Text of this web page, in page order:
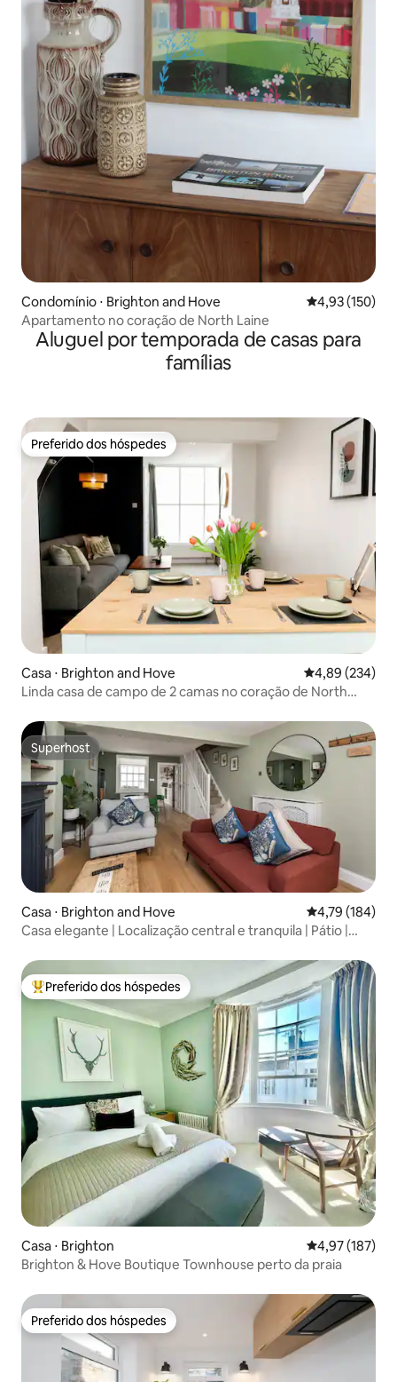
Condomínio ⋅ Brighton and Hove 4,93 de uma
4,93 (150)
Apartamento no coração de North Laine
Aluguel por temporada de casas para
famílias
Preferido dos hóspedes
Preferido dos hóspedes
Casa ⋅ Brighton and Hove 4,89 de uma
4,89 (234)
Linda casa de campo de 2 camas no coração de North
Superhost
Superhost
Casa ⋅ Brighton and Hove 4,79 de uma
4,79 (184)
Casa elegante | Localização central e tranquila | Pátio |
Entre os melhores preferidos dos hóspedes
Preferido dos hóspedes
Casa ⋅ Brighton 4,97 de uma
4,97 (187)
Brighton & Hove Boutique Townhouse perto da praia
Preferido dos hóspedes
Preferido dos hóspedes